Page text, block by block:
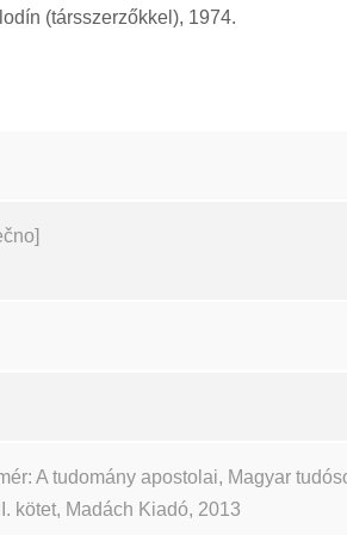
(társszerzőkkel), 1974.
A tudomány apostolai, Magyar
kötet, Madách Kiadó, 2013